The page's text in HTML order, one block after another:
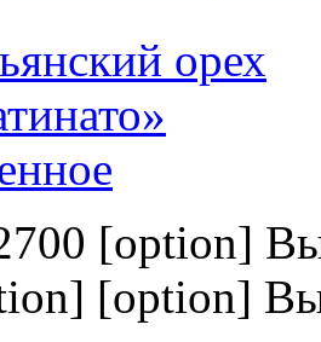
[option]
[option]